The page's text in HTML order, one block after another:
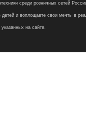
среди розничных сетей
детей и воплощаете свои мечты в
на сайте.